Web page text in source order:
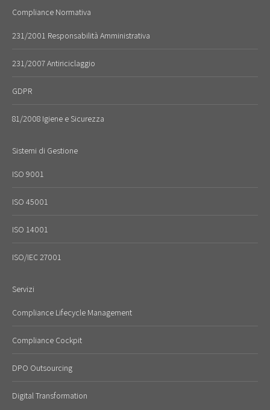
Compliance Normativa
231/2001 Responsabilità Amministrativa
231/2007 Antiriciclaggio
GDPR
81/2008 Igiene e Sicurezza
Sistemi di Gestione
ISO 9001
ISO 45001
ISO 14001
ISO/IEC 27001
Servizi
Compliance Lifecycle Management
Compliance Cockpit
DPO Outsourcing
Digital Transformation